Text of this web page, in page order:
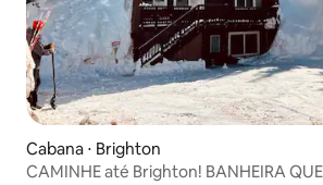
Cabana ⋅ Brighton
CAMINHE até Brighton! BANHEIRA